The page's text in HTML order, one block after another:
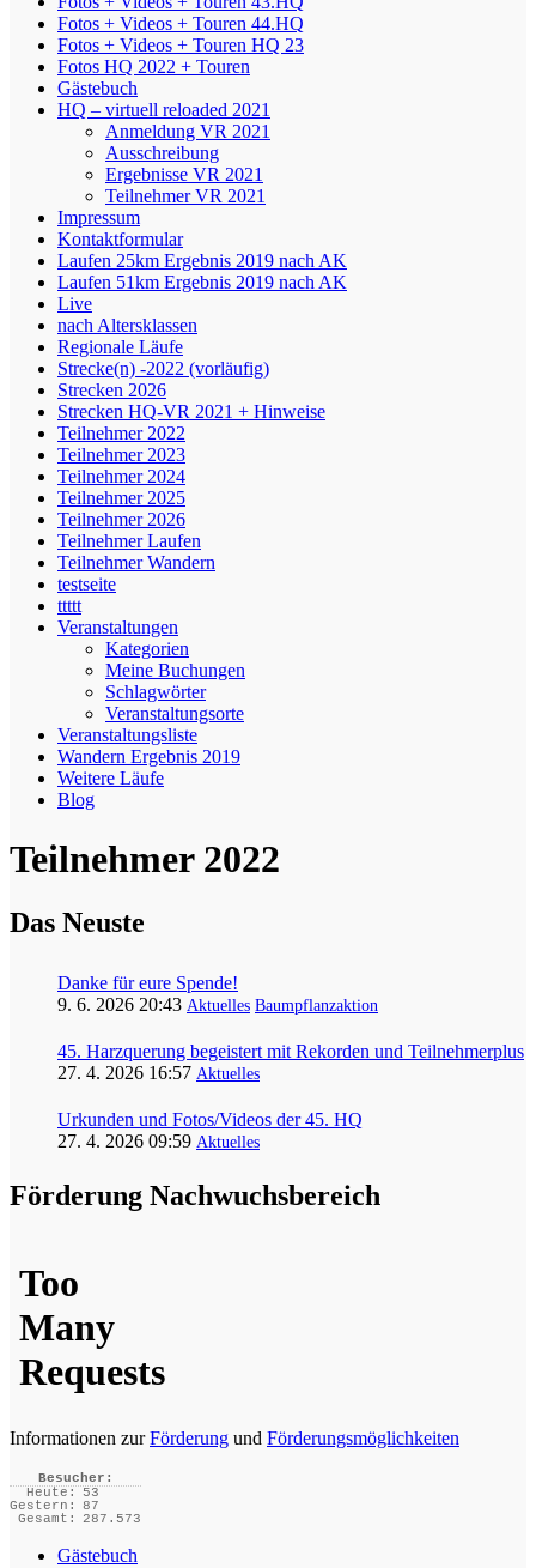
Fotos + Videos + Touren 44.HQ
Fotos + Videos + Touren HQ 23
Fotos HQ 2022 + Touren
Gästebuch
HQ – virtuell reloaded 2021
Anmeldung VR 2021
Ausschreibung
Ergebnisse VR 2021
Teilnehmer VR 2021
Impressum
Kontaktformular
Laufen 25km Ergebnis 2019 nach AK
Laufen 51km Ergebnis 2019 nach AK
Live
nach Altersklassen
Regionale Läufe
Strecke(n) -2022 (vorläufig)
Strecken 2026
Strecken HQ-VR 2021 + Hinweise
Teilnehmer 2022
Teilnehmer 2023
Teilnehmer 2024
Teilnehmer 2025
Teilnehmer 2026
Teilnehmer Laufen
Teilnehmer Wandern
testseite
ttttt
Veranstaltungen
Kategorien
Meine Buchungen
Schlagwörter
Veranstaltungsorte
Veranstaltungsliste
Wandern Ergebnis 2019
Weitere Läufe
Blog
Teilnehmer 2022
Das Neuste
Danke für eure Spende!
9. 6. 2026 20:43 Aktuelles Baumpflanzaktion
45. Harzquerung begeistert mit Rekorden und Teilnehmerplus
27. 4. 2026 16:57 Aktuelles
Urkunden und Fotos/Videos der 45. HQ
27. 4. 2026 09:59 Aktuelles
Förderung Nachwuchsbereich
Informationen zurFörderung und Förderungsmöglichkeiten
Besucher:
Heute:
53
Gestern:
87
Gesamt:
287.573
Gästebuch